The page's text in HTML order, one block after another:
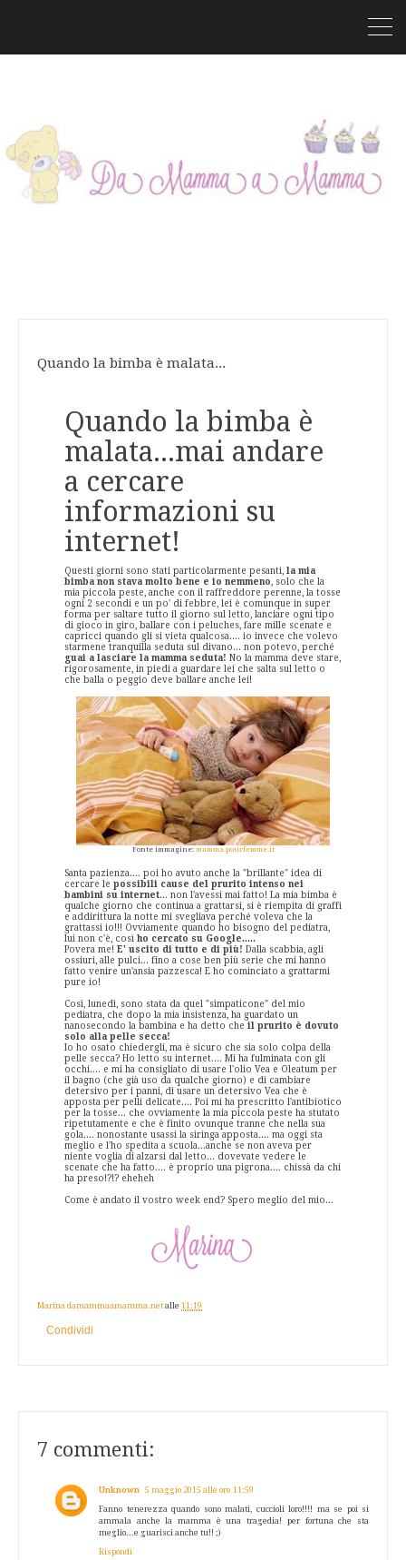
Quando la bimba è malata...
Quando la bimba è
malata...mai andare
a cercare
informazioni su
internet!
Questi giorni sono stati particolarmente pesanti, la mia
bimba non stava molto bene e io nemmeno , solo che la
mia piccola peste, anche con il raffreddore perenne, la tosse
ogni 2 secondi e un po' di febbre, lei è comunque in super
forma per saltare tutto il giorno sul letto, lanciare ogni tipo
di gioco in giro, ballare con i peluches, fare mille scenate e
capricci quando gli si vieta qualcosa.... io invece che volevo
starmene tranquilla seduta sul divano... non potevo, perché
guai a lasciare la mamma seduta! No la mamma deve stare,
rigorosamente, in piedi a guardare lei che salta sul letto o
che balla o peggio deve ballare anche lei!
Fonte immagine: mamma.pourfemme.it
Santa pazienza.... poi ho avuto anche la "brillante" idea di
cercare le possibili cause del prurito intenso nei
bambini su internet... non l'avessi mai fatto! La mia bimba è
qualche giorno che continua a grattarsi, si è riempita di graffi
e addirittura la notte mi svegliava perché voleva che la
grattassi io!!! Ovviamente quando ho bisogno del pediatra,
lui non c'è, così ho cercato su Google.....
Povera me! E' uscito di tutto e di più! Dalla scabbia, agli
ossiuri, alle pulci... fino a cose ben più serie che mi hanno
fatto venire un'ansia pazzesca! E ho cominciato a grattarmi
pure io!
Così, lunedì, sono stata da quel "simpaticone" del mio
pediatra, che dopo la mia insistenza, ha guardato un
nanosecondo la bambina e ha detto che il prurito è dovuto
solo alla pelle secca!
Io ho osato chiedergli, ma è sicuro che sia solo colpa della
pelle secca? Ho letto su internet.... Mi ha fulminata con gli
occhi.... e mi ha consigliato di usare l'olio Vea e Oleatum per
il bagno (che già uso da qualche giorno) e di cambiare
detersivo per i panni, di usare un detersivo Vea che è
apposta per pelli delicate.... Poi mi ha prescritto l'antibiotico
per la tosse... che ovviamente la mia piccola peste ha stutato
ripetutamente e che è finito ovunque tranne che nella sua
gola.... nonostante usassi la siringa apposta.... ma oggi sta
meglio e l'ho spedita a scuola...anche se non aveva per
niente voglia di alzarsi dal letto... dovevate vedere le
scenate che ha fatto.... è proprio una pigrona.... chissà da chi
ha preso!?!? eheheh
Come è andato il vostro week end? Spero meglio del mio...
Marina damammaamamma.net alle 11:19
Condividi
7 commenti:
Unknown 5 maggio 2015 alle ore 11:59
Fanno tenerezza quando sono malati, cuccioli loro!!!! ma se poi si
ammala anche la mamma è una tragedia! per fortuna che sta
meglio...e guarisci anche tu!! ;)
Rispondi